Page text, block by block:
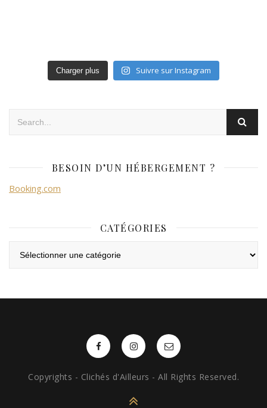
Charger plus Suivre sur Instagram
BESOIN D’UN HÉBERGEMENT ?
Booking.com
CATÉGORIES
Copyrights - Clichés d'Ailleurs - All Rights Reserved.